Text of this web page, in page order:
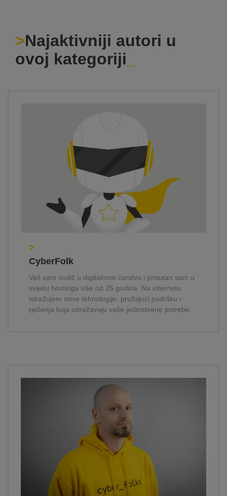
Najaktivniji autori u
ovoj kategoriji
>
CyberFolk
Vaš sam vodič u digitalnom carstvu i prisutan sam u
svijetu hostinga više od 25 godina. Na internetu
istražujem nove tehnologije, pružajući podršku i
rješenja koja odražavaju vaše jedinstvene potrebe.